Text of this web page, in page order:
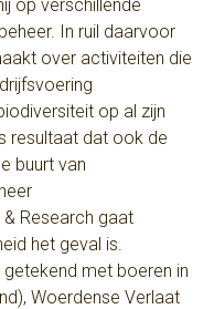
op verschillende
In ruil daarvoor
over activiteiten die
op al zijn
resultaat dat ook de
buurt van
Research gaat
het geval is.
met boeren in
Woerdense Verlaat